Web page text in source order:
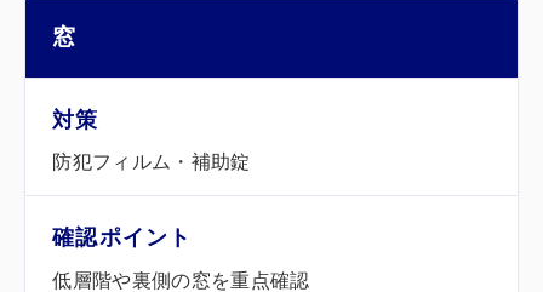
窓
防犯フィルム・補助錠
低層階や裏側の窓を重点確認